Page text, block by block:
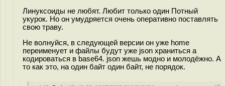
Линуксоиды не любят. Любит только один Потный
укурок. Но он умудряется очень оперативно поставлять
свою траву.
Не волнуйся, в следующей версии он уже home
переименует и файлы будут уже json храниться а
кодироваться в base64. json жешь модно и молодёжно. А
то как это, на один байт один байт, не порядок.